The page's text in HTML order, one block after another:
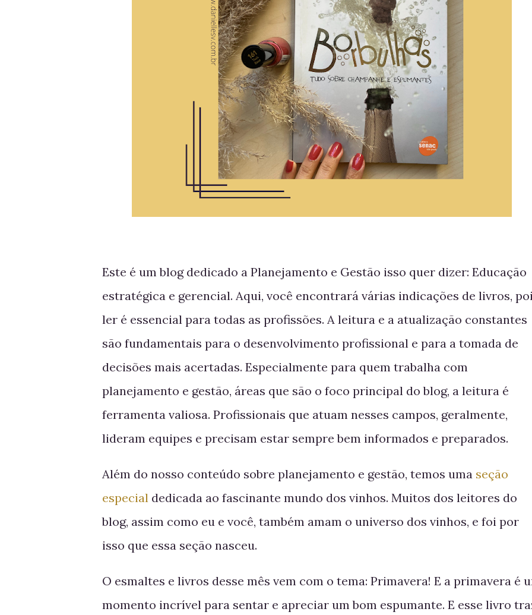
Este é um blog dedicado a Planejamento e Gestão isso quer dizer: Educação
estratégica e gerencial. Aqui, você encontrará várias indicações de livros,
ler é essencial para todas as profissões. A leitura e a atualização constantes
são fundamentais para o desenvolvimento profissional e para a tomada de
decisões mais acertadas. Especialmente para quem trabalha com
planejamento e gestão, áreas que são o foco principal do blog, a leitura é
ferramenta valiosa. Profissionais que atuam nesses campos, geralmente,
lideram equipes e precisam estar sempre bem informados e preparados.
Além do nosso conteúdo sobre planejamento e gestão, temos uma seção
especial dedicada ao fascinante mundo dos vinhos. Muitos dos leitores do
blog, assim como eu e você, também amam o universo dos vinhos, e foi por
isso que essa seção nasceu.
O esmaltes e livros desse mês vem com o tema: Primavera! E a primavera é
momento incrível para sentar e apreciar um bom espumante. E esse livro